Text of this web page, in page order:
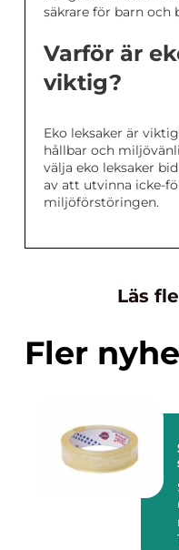
säkrare för barn
Varför är
viktig?
Eko leksaker är
hållbar och
välja eko leksaker
av att utvinna icke-
miljöförstöringen.
Läs
Fler